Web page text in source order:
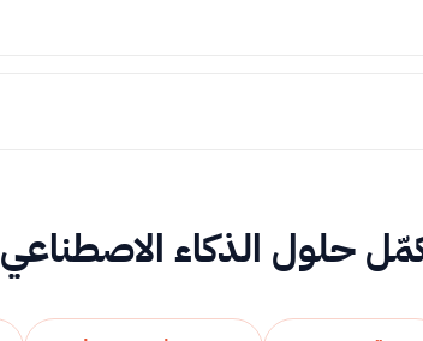
حلول الذكاء الاصطناعي